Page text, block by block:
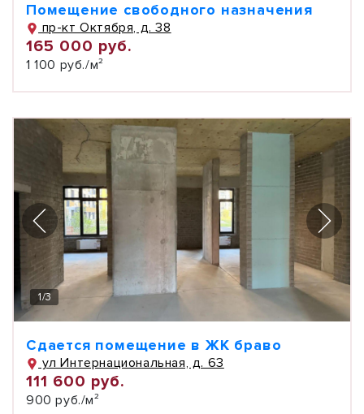
Помещение свободного назначения
пр-кт Октября, д. 38
165 000 руб.
1 100 руб./м²
1/3
Сдается помещение в ЖК браво
ул Интернациональная, д. 63
111 600 руб.
900 руб./м²